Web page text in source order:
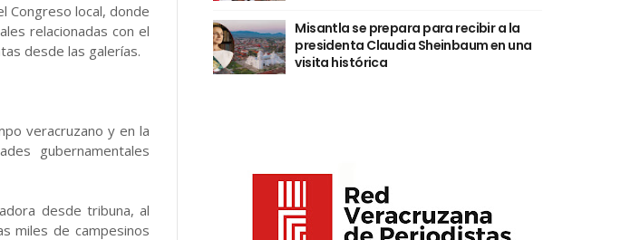
Congreso local, donde
relacionadas con el
desde las galerías.
veracruzano y en la
gubernamentales
desde tribuna, al
miles de campesinos
Misantla se prepara para recibir a la
presidenta Claudia Sheinbaum en una
visita histórica